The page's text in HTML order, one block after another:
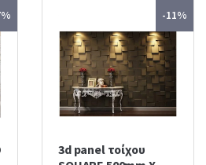
-11%
3d panel τοίχου